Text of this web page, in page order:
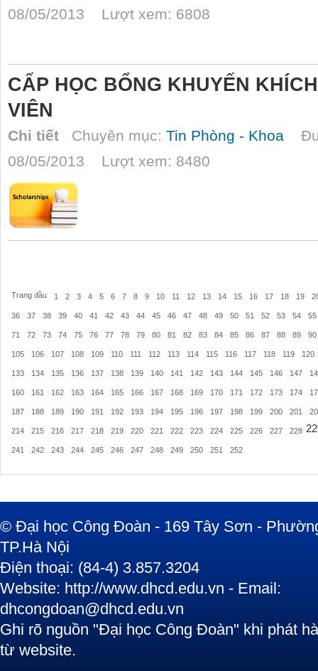
08/05/2013 Lượt xem: 6808
CẤP HỌC BỔNG KHUYẾN
VIÊN
Chi tiết Chuyên mục: Tin Phòng - Khoa
08/05/2013 Lượt xem: 8480
Trang đầu 1 2 3 4 5 6 7 8 9 10 11 12 13 14 15 16 17 18 19
36 37 38 39 40 41 42 43 44 45 46 47 48 49 50 51 52 53 54 55
71 72 73 74 75 76 77 78 79 80 81 82 83 84 85 86 87 88 89 90
105 106 107 108 109 110 111 112 113 114 115 116 117 118 119 120
133 134 135 136 137 138 139 140 141 142 143 144 145 146 147
160 161 162 163 164 165 166 167 168 169 170 171 172 173 174
187 188 189 190 191 192 193 194 195 196 197 198 199 200 201
214 215 216 217 218 219 220 221 222 223 224 225 226 227 228
241 242 243 244 245 246 247 248 249 250 251 252
© Đại học Công Đoàn - 169 Tây Sơn -
TP.Hà Nội
Điện thoại: (84-4) 3.857.3204
Website: http://www.dhcd.edu.vn - Email:
dhcongdoan@dhcd.edu.vn
Ghi rõ nguồn "Đại học Công Đoàn" khi phát
từ website.